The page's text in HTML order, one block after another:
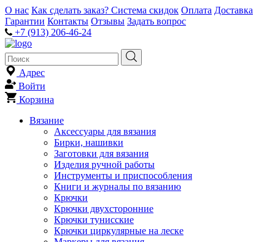
О нас Как сделать заказ? Система скидок Оплата Доставка
Гарантии Контакты Отзывы Задать вопрос
+7 (913) 206-46-24
Адрес
Войти
Корзина
Вязание
Аксессуары для вязания
Бирки, нашивки
Заготовки для вязания
Изделия ручной работы
Инструменты и приспособления
Книги и журналы по вязанию
Крючки
Крючки двухсторонние
Крючки тунисские
Крючки циркулярные на леске